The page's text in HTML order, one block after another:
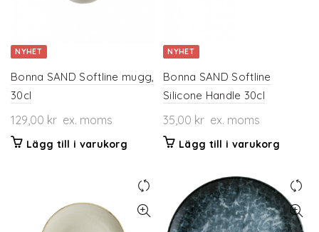
NYHET
Bonna SAND Softline mugg,
30cl
129,00 kr ex. moms
Lägg till i varukorg
NYHET
Bonna SAND Softline
Silicone Handle 30cl
35,00 kr ex. moms
Lägg till i varukorg